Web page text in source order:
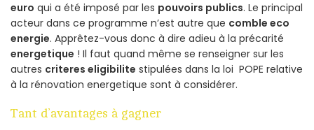
euro qui a été imposé par les pouvoirs publics. Le principal
acteur dans ce programme n’est autre que comble eco
energie. Apprêtez-vous donc à dire adieu à la précarité
energetique ! Il faut quand même se renseigner sur les
autres criteres eligibilite stipulées dans la loi POPE relative
à la rénovation energetique sont à considérer.
Tant d’avantages à gagner